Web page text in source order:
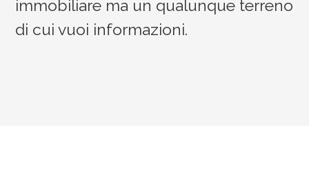
immobiliare ma un qualunque terreno
di cui vuoi informazioni.